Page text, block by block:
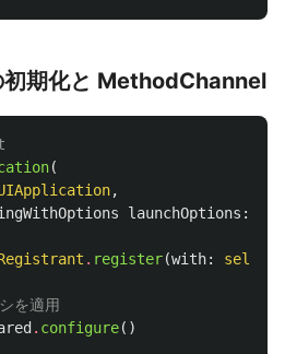
期化と MethodChannel
(
,
launchOptions :
. register(with: self
を適用
. configure()